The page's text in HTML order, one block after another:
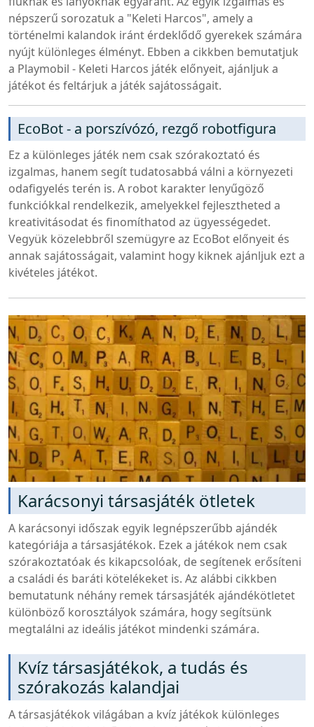
népszerű sorozatuk a "Keleti Harcos", amely a
történelmi kalandok iránt érdeklődő gyerekek számára
nyújt különleges élményt. Ebben a cikkben bemutatjuk
a Playmobil - Keleti Harcos játék előnyeit, ajánljuk a
játékot és feltárjuk a játék sajátosságait.
EcoBot - a porszívózó, rezgő robotfigura
Ez a különleges játék nem csak szórakoztató és
izgalmas, hanem segít tudatosabbá válni a környezeti
odafigyelés terén is. A robot karakter lenyűgöző
funkciókkal rendelkezik, amelyekkel fejlesztheted a
kreativitásodat és finomíthatod az ügyességedet.
Vegyük közelebbről szemügyre az EcoBot előnyeit és
annak sajátosságait, valamint hogy kiknek ajánljuk ezt a
kivételes játékot.
Karácsonyi társasjáték ötletek
A karácsonyi időszak egyik legnépszerűbb ajándék
kategóriája a társasjátékok. Ezek a játékok nem csak
szórakoztatóak és kikapcsolóak, de segítenek erősíteni
a családi és baráti kötelékeket is. Az alábbi cikkben
bemutatunk néhány remek társasjáték ajándékötletet
különböző korosztályok számára, hogy segítsünk
megtalálni az ideális játékot mindenki számára.
Kvíz társasjátékok, a tudás és
szórakozás kalandjai
A társasjátékok világában a kvíz játékok különleges